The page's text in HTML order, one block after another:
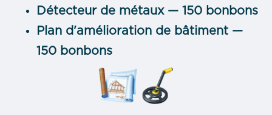
Détecteur de métaux — 150 bonbons
Plan d'amélioration de bâtiment —
150 bonbons